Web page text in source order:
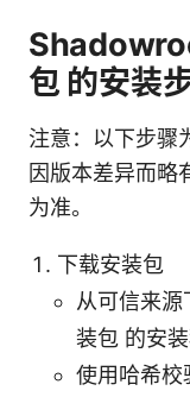
包 的安装
注意：以下步骤
因版本差异而略
为准。
下载安装包
从可信来
装包 的安
使用哈希校